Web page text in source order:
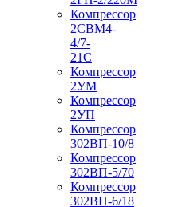
Компрессор
2СВМ4-
4/7-
21С
Компрессор
2УМ
Компрессор
2УП
Компрессор
302ВП-10/8
Компрессор
302ВП-5/70
Компрессор
302ВП-6/18